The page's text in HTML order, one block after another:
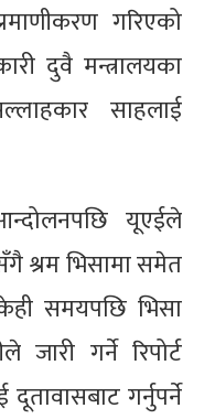
गरिएको
दुवै मन्त्रालयका
साहलाई
यूएईले
श्रम भिसामा समेत
समयपछि भिसा
गर्ने रिपोर्ट
गर्नुपर्ने